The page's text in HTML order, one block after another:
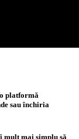
platformă
sau închiria
mai simplu să